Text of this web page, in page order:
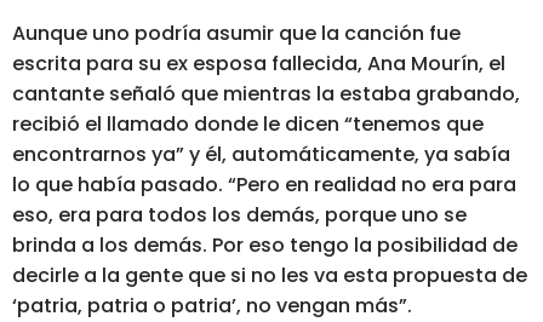
Aunque uno podría asumir que la canción fue
escrita para su ex esposa fallecida, Ana Mourín, el
cantante señaló que mientras la estaba grabando,
recibió el llamado donde le dicen “tenemos que
encontrarnos ya” y él, automáticamente, ya sabía
lo que había pasado. “Pero en realidad no era para
eso, era para todos los demás, porque uno se
brinda a los demás. Por eso tengo la posibilidad de
decirle a la gente que si no les va esta propuesta de
‘patria, patria o patria’, no vengan más”.